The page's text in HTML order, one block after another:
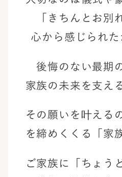
「きちんとお別
心から感じられた
後悔のない最期
家族の未来を支え
その願いを叶える
を締めくくる「家
ご家族に「ちょう